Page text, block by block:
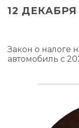
12
Закон о налоге
автомобиль с